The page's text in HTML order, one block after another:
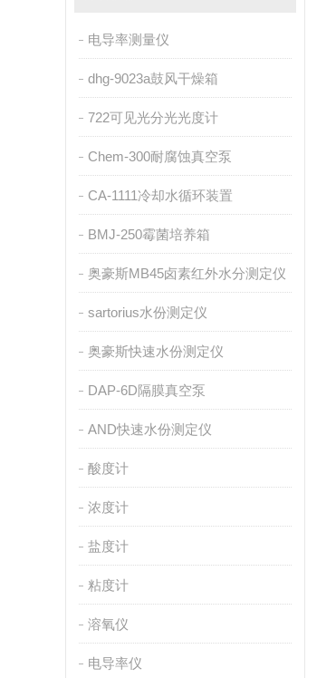
电导率测量仪
dhg-9023a鼓风干燥箱
722可见光分光光度计
Chem-300耐腐蚀真空泵
CA-1111冷却水循环装置
BMJ-250霉菌培养箱
奥豪斯MB45卤素红外水分测定仪
sartorius水份测定仪
奥豪斯快速水份测定仪
DAP-6D隔膜真空泵
AND快速水份测定仪
酸度计
浓度计
盐度计
粘度计
溶氧仪
电导率仪